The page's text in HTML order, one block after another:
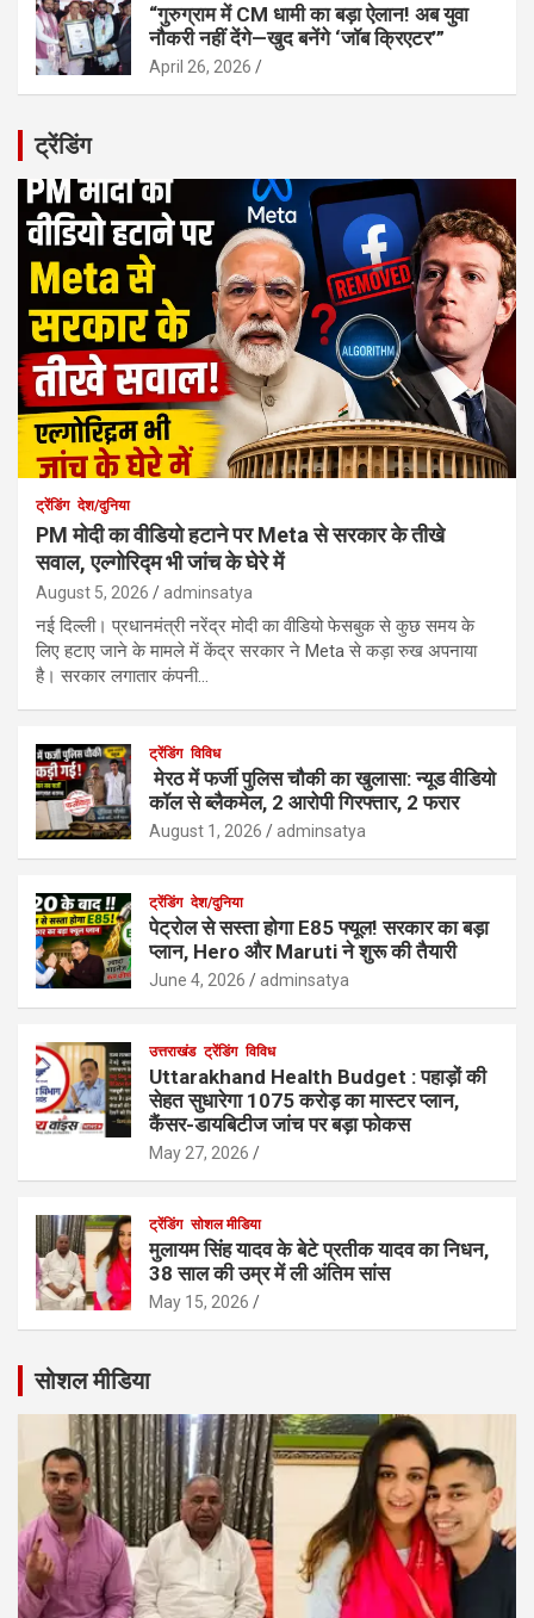
“गुरुग्राम में CM धामी का बड़ा ऐलान! अब युवा
नौकरी नहीं देंगे—खुद बनेंगे ‘जॉब क्रिएटर’”
April 26, 2026
ट्रेंडिंग
ट्रेंडिंग देश/दुनिया
PM मोदी का वीडियो हटाने पर Meta से सरकार के तीखे
सवाल, एल्गोरिद्म भी जांच के घेरे में
August 5, 2026 adminsatya
नई दिल्ली। प्रधानमंत्री नरेंद्र मोदी का वीडियो फेसबुक से कुछ समय के
लिए हटाए जाने के मामले में केंद्र सरकार ने Meta से कड़ा रुख अपनाया
है। सरकार लगातार कंपनी…
ट्रेंडिंग विविध
मेरठ में फर्जी पुलिस चौकी का खुलासा: न्यूड वीडियो
कॉल से ब्लैकमेल, 2 आरोपी गिरफ्तार, 2 फरार
August 1, 2026 adminsatya
ट्रेंडिंग देश/दुनिया
पेट्रोल से सस्ता होगा E85 फ्यूल! सरकार का बड़ा
प्लान, Hero और Maruti ने शुरू की तैयारी
June 4, 2026 adminsatya
उत्तराखंड ट्रेंडिंग विविध
Uttarakhand Health Budget : पहाड़ों की
सेहत सुधारेगा 1075 करोड़ का मास्टर प्लान,
कैंसर-डायबिटीज जांच पर बड़ा फोकस
May 27, 2026
ट्रेंडिंग सोशल मीडिया
मुलायम सिंह यादव के बेटे प्रतीक यादव का निधन,
38 साल की उम्र में ली अंतिम सांस
May 15, 2026
सोशल मीडिया